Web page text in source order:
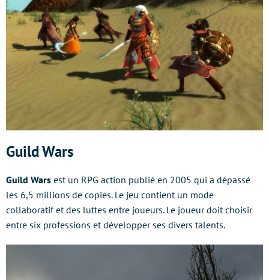
Guild Wars
Guild Wars est un RPG action publié en 2005 qui a dépassé
les 6,5 millions de copies. Le jeu contient un mode
collaboratif et des luttes entre joueurs. Le joueur doit choisir
entre six professions et développer ses divers talents.